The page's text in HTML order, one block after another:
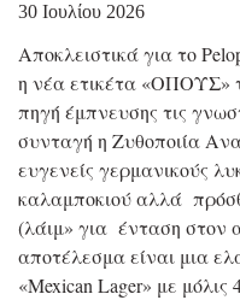
30 Ιουλίου 2026
Αποκλειστικά για το
η νέα ετικέτα «ΟΠΟΥΣ»
πηγή έμπνευσης τις
συνταγή η Ζυθοποιία
ευγενείς γερμανικούς
καλαμποκιού αλλά
(λάιμ» για ένταση στον
αποτέλεσμα είναι μια
«Mexican Lager» με